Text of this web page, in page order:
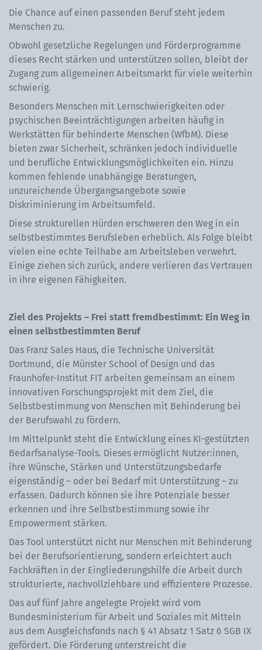
Die Chance auf einen passenden Beruf steht jedem
Menschen zu.
Obwohl gesetzliche Regelungen und Förderprogramme
dieses Recht stärken und unterstützen sollen, bleibt der
Zugang zum allgemeinen Arbeitsmarkt für viele weiterhin
schwierig.
Besonders Menschen mit Lernschwierigkeiten oder
psychischen Beeinträchtigungen arbeiten häufig in
Werkstätten für behinderte Menschen (WfbM). Diese
bieten zwar Sicherheit, schränken jedoch individuelle
und berufliche Entwicklungsmöglichkeiten ein. Hinzu
kommen fehlende unabhängige Beratungen,
unzureichende Übergangsangebote sowie
Diskriminierung im Arbeitsumfeld.
Diese strukturellen Hürden erschweren den Weg in ein
selbstbestimmtes Berufsleben erheblich. Als Folge bleibt
vielen eine echte Teilhabe am Arbeitsleben verwehrt.
Einige ziehen sich zurück, andere verlieren das Vertrauen
in ihre eigenen Fähigkeiten.
Ziel des Projekts – Frei statt fremdbestimmt: Ein Weg in
einen selbstbestimmten Beruf
Das Franz Sales Haus, die Technische Universität
Dortmund, die Münster School of Design und das
Fraunhofer-Institut FIT arbeiten gemeinsam an einem
innovativen Forschungsprojekt mit dem Ziel, die
Selbstbestimmung von Menschen mit Behinderung bei
der Berufswahl zu fördern.
Im Mittelpunkt steht die Entwicklung eines KI-gestützten
Bedarfsanalyse-Tools. Dieses ermöglicht Nutzer:innen,
ihre Wünsche, Stärken und Unterstützungsbedarfe
eigenständig – oder bei Bedarf mit Unterstützung – zu
erfassen. Dadurch können sie ihre Potenziale besser
erkennen und ihre Selbstbestimmung sowie ihr
Empowerment stärken.
Das Tool unterstützt nicht nur Menschen mit Behinderung
bei der Berufsorientierung, sondern erleichtert auch
Fachkräften in der Eingliederungshilfe die Arbeit durch
strukturierte, nachvollziehbare und effizientere Prozesse.
Das auf fünf Jahre angelegte Projekt wird vom
Bundesministerium für Arbeit und Soziales mit Mitteln
aus dem Ausgleichsfonds nach § 41 Absatz 1 Satz 6 SGB IX
gefördert. Die Förderung unterstreicht die